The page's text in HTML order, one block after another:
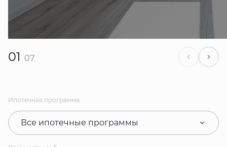
01 07
Ипотечная программа
Все ипотечные программы